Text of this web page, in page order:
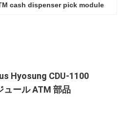
cash dispenser pick module
Hyosung CDU-1100
ュール ATM 部品